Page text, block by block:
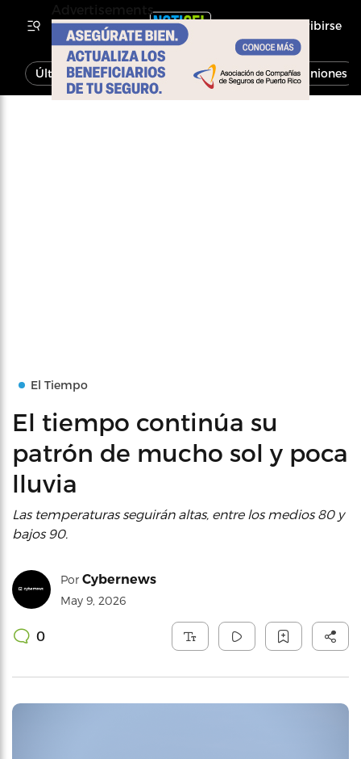
Inscribirse
Última Hora Noticias Economía Opiniones
El Tiempo
El tiempo continúa su
patrón de mucho sol y poca
lluvia
Las temperaturas seguirán altas, entre los medios 80 y
bajos 90.
Por Cybernews
May 9, 2026
0
Advertisements